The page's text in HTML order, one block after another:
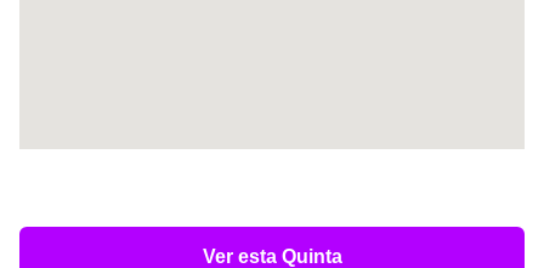
Ver esta Quinta